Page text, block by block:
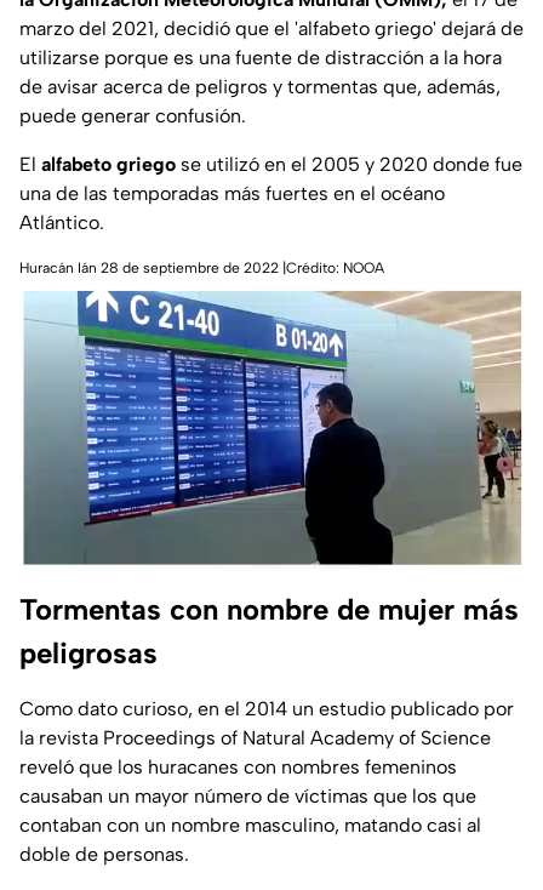
marzo del 2021, decidió que el 'alfabeto griego' dejará de
utilizarse porque es una fuente de distracción a la hora
de avisar acerca de peligros y tormentas que, además,
puede generar confusión.
El alfabeto griego se utilizó en el 2005 y 2020 donde fue
una de las temporadas más fuertes en el océano
Atlántico.
Huracán Ián 28 de septiembre de 2022 |Crédito: NOOA
Tormentas con nombre de mujer más
peligrosas
Como dato curioso, en el 2014 un estudio publicado por
la revista Proceedings of Natural Academy of Science
reveló que los huracanes con nombres femeninos
causaban un mayor número de víctimas que los que
contaban con un nombre masculino, matando casi al
doble de personas.